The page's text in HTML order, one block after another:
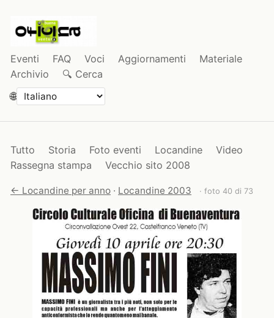
Eventi FAQ Voci Aggiornamenti
Materiale
Archivio
🔍 Cerca
🌐
Tutto Storia Foto eventi Locandine
Video
Rassegna stampa
Vecchio sito 2008
← Locandine per anno · Locandine 2003 · foto 40 di 73